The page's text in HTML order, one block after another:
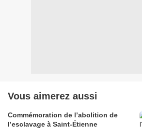
Vous aimerez aussi
Commémoration de l’abolition de
l’esclavage à Saint-Étienne